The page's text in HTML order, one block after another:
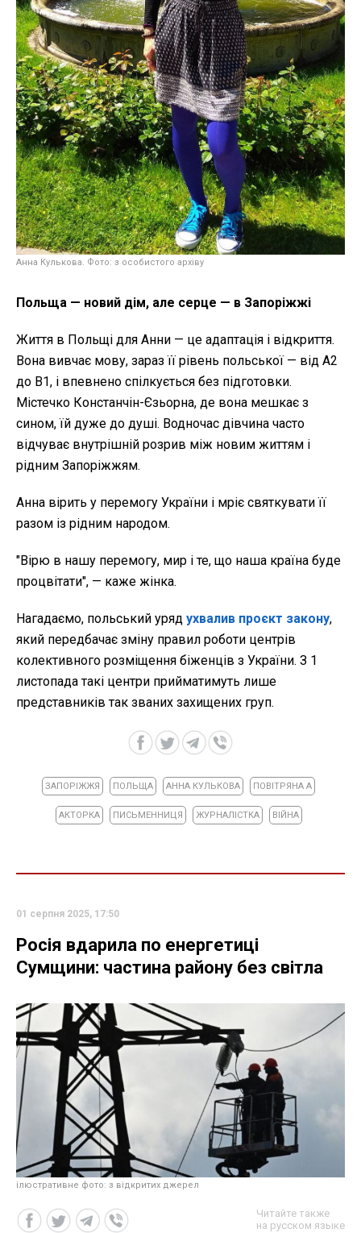
Анна Кулькова. Фото: з особистого архіву
Польща — новий дім, але серце — в Запоріжжі
Життя в Польщі для Анни — це адаптація і відкриття.
Вона вивчає мову, зараз її рівень польської — від А2
до В1, і впевнено спілкується без підготовки.
Містечко Констанчін-Єзьорна, де вона мешкає з
сином, їй дуже до душі. Водночас дівчина часто
відчуває внутрішній розрив між новим життям і
рідним Запоріжжям.
Анна вірить у перемогу України і мріє святкувати її
разом із рідним народом.
"Вірю в нашу перемогу, мир і те, що наша країна буде
процвітати", — каже жінка.
Нагадаємо, польський уряд ухвалив проєкт закону,
який передбачає зміну правил роботи центрів
колективного розміщення біженців з України. З 1
листопада такі центри прийматимуть лише
представників так званих захищених груп.
ЗАПОРІЖЖЯ ПОЛЬЩА АННА КУЛЬКОВА ПОВІТРЯНА А
АКТОРКА ПИСЬМЕННИЦЯ ЖУРНАЛІСТКА ВІЙНА
01 серпня 2025, 17:50
Росія вдарила по енергетиці
Сумщини: частина району без світла
ілюстративне фото: з відкритих джерел
Читайте также
на русском языке